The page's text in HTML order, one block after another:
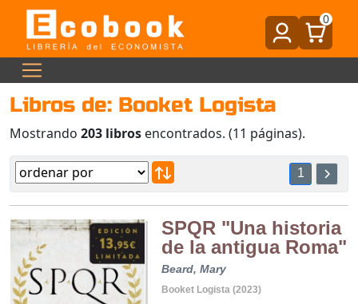
0
Libros de: Booket Logista
Mostrando 203 libros encontrados. (11 páginas).
1
SPQR "Una historia
de la antigua Roma"
Beard, Mary
Booket Logista (2023)